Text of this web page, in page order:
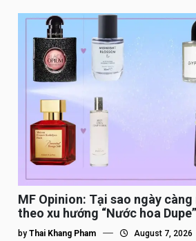
MF Opinion: Tại sao ngày
theo xu hướng “Nước hoa
by Thai Khang Pham August 7, 2026